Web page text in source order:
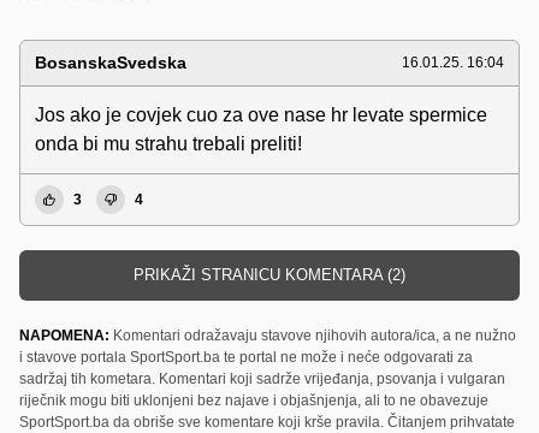
BosanskaSvedska 16.01.25. 16:04
Jos ako je covjek cuo za ove nase hr levate spermice
onda bi mu strahu trebali preliti!
3 4
PRIKAŽI STRANICU KOMENTARA (2)
NAPOMENA: Komentari odražavaju stavove njihovih autora/ica, a ne nužno
i stavove portala SportSport.ba te portal ne može i neće odgovarati za
sadržaj tih kometara. Komentari koji sadrže vrijeđanja, psovanja i vulgaran
riječnik mogu biti uklonjeni bez najave i objašnjenja, ali to ne obavezuje
SportSport.ba da obriše sve komentare koji krše pravila. Čitanjem prihvatate